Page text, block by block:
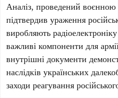
Аналіз, проведений воєнною
підтвердив ураження
виробляють
важливі компоненти для
внутрішні документи
наслідків українських
заходи реагування